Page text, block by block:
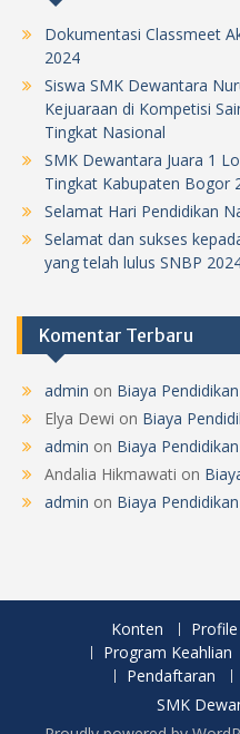
Dokumentasi Classmeet
2024
Siswa SMK Dewantara
Kejuaraan di Kompetisi
Tingkat Nasional
SMK Dewantara Juara 1
Tingkat Kabupaten Bogor
Selamat Hari Pendidikan
Selamat dan sukses
yang telah lulus SNBP
Komentar Terbaru
admin on Biaya Pendidikan
Elya Dewi on Biaya
admin on Biaya Pendidikan
Andalia Hikmawati on
admin on Biaya Pendidikan
Konten Profile
Program Keahlian
Pendaftaran
SMK